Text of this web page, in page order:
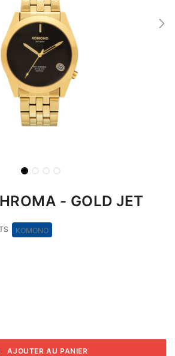
- GOLD JET
KOMONO
AJOUTER AU PANIER